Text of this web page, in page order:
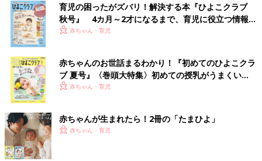
育児の困ったがズバリ！解決する本『ひよこクラブ
秋号』 4カ月～2才になるまで、育児に役立つ情報が
いっぱい！
赤ちゃん・育児
赤ちゃんのお世話まるわかり！『初めてのひよこクラ
ブ 夏号』〈巻頭大特集〉初めての授乳がうまくい
く！ おっぱい・ミルクの基本と夏のトラブル 解決テ
赤ちゃん・育児
赤ちゃんが生まれたら！2冊の「たまひよ」
赤ちゃん・育児